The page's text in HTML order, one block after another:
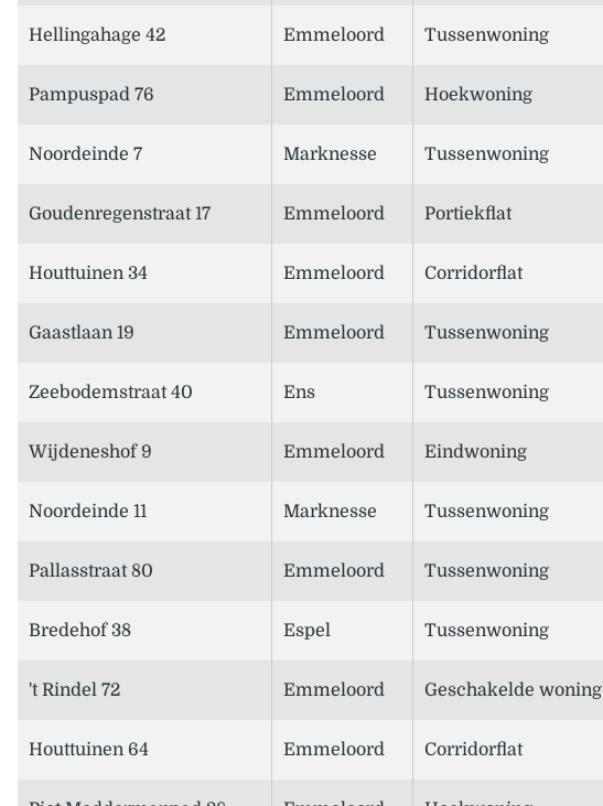
Hellingahage 42 Emmeloord Tussenwoning
Pampuspad 76 Emmeloord Hoekwoning
Noordeinde 7 Marknesse Tussenwoning
Goudenregenstraat 17 Emmeloord Portiekflat
Houttuinen 34 Emmeloord Corridorflat
Gaastlaan 19 Emmeloord Tussenwoning
Zeebodemstraat 40 Ens Tussenwoning
Wijdeneshof 9 Emmeloord Eindwoning
Noordeinde 11 Marknesse Tussenwoning
Pallasstraat 80 Emmeloord Tussenwoning
Bredehof 38 Espel Tussenwoning
't Rindel 72 Emmeloord Geschakelde woning
Houttuinen 64 Emmeloord Corridorflat